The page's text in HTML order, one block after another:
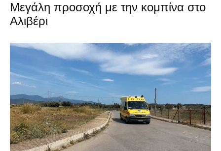
Μεγάλη προσοχή με την κομπίνα στο
Αλιβέρι